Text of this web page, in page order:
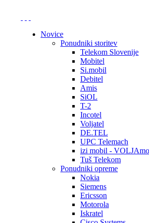
Novice
Ponudniki storitev
Telekom Slovenije
Mobitel
Si.mobil
Debitel
Amis
SiOL
T-2
Incotel
Voljatel
DE.TEL
UPC Telemach
izi mobil -
Tuš Telekom
Ponudniki opreme
Nokia
Siemens
Ericsson
Motorola
Iskratel